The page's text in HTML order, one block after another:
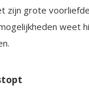
zijn grote
weet